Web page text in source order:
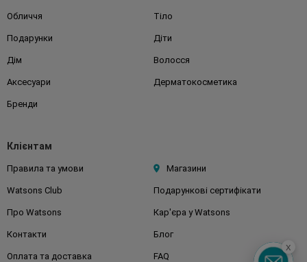
Обличчя Тіло
Подарунки Діти
Дім Волосся
Аксесуари Дерматокосметика
Бренди
Клієнтам
Правила та умови Магазини
Watsons Club Подарункові сертифікати
Про Watsons Кар'єра у Watsons
Контакти Блог
Оплата та доставка FAQ
x